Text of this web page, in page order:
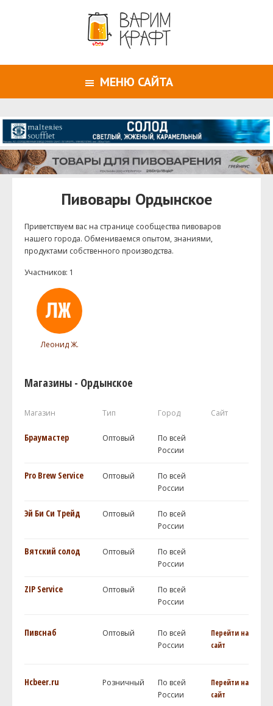
МЕНЮ САЙТА
Пивовары Ордынское
Приветствуем ваc на странице сообщества пивоваров
нашего города. Обмениваемся опытом, знаниями,
продуктами собственного производства.
Участников: 1
Леонид Ж.
Магазины - Ордынское
Магазин Тип Город Сайт
Браумастер Оптовый
По всей
России
Pro Brew Service Оптовый
По всей
России
Эй Би Си Трейд Оптовый
По всей
России
Вятский солод Оптовый
По всей
России
ZIP Service Оптовый
По всей
России
Пивснаб Оптовый
По всей
России
Перейти на
сайт
Hcbeer.ru Розничный
По всей
России
Перейти на
сайт